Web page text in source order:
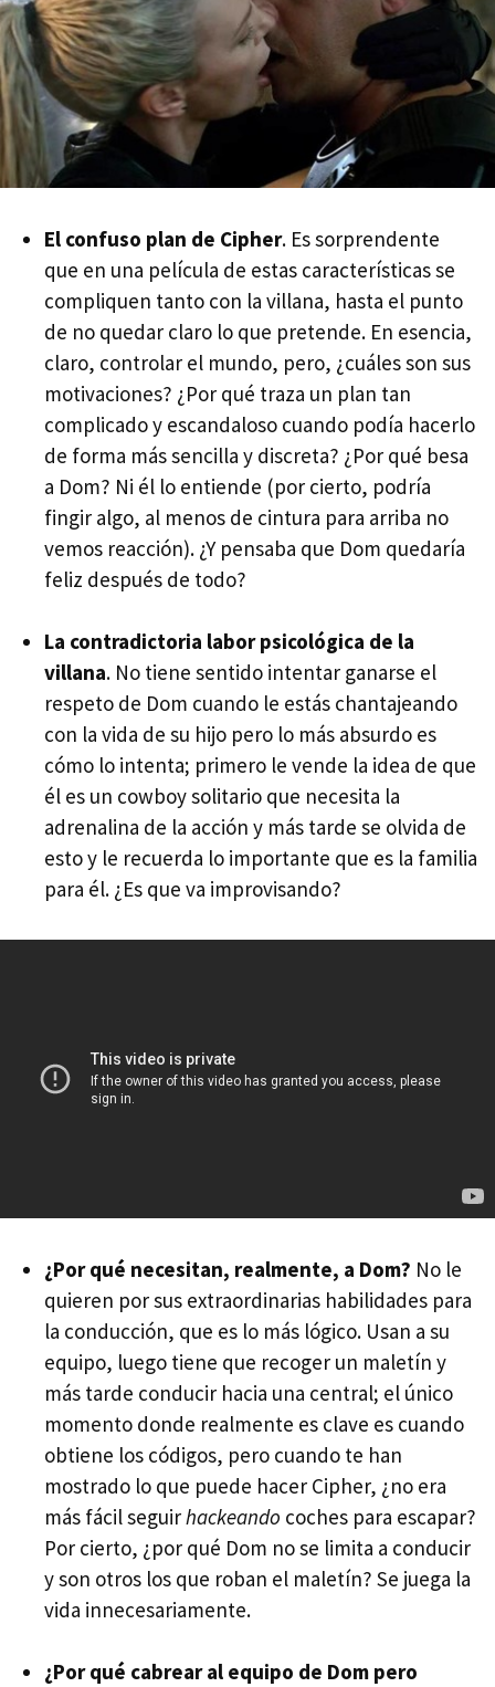
El confuso plan de Cipher. Es sorprendente
que en una película de estas características se
compliquen tanto con la villana, hasta el punto
de no quedar claro lo que pretende. En esencia,
claro, controlar el mundo, pero, ¿cuáles son sus
motivaciones? ¿Por qué traza un plan tan
complicado y escandaloso cuando podía hacerlo
de forma más sencilla y discreta? ¿Por qué besa
a Dom? Ni él lo entiende (por cierto, podría
fingir algo, al menos de cintura para arriba no
vemos reacción). ¿Y pensaba que Dom quedaría
feliz después de todo?
La contradictoria labor psicológica de la
villana. No tiene sentido intentar ganarse el
respeto de Dom cuando le estás chantajeando
con la vida de su hijo pero lo más absurdo es
cómo lo intenta; primero le vende la idea de que
él es un cowboy solitario que necesita la
adrenalina de la acción y más tarde se olvida de
esto y le recuerda lo importante que es la familia
para él. ¿Es que va improvisando?
¿Por qué necesitan, realmente, a Dom? No le
quieren por sus extraordinarias habilidades para
la conducción, que es lo más lógico. Usan a su
equipo, luego tiene que recoger un maletín y
más tarde conducir hacia una central; el único
momento donde realmente es clave es cuando
obtiene los códigos, pero cuando te han
mostrado lo que puede hacer Cipher, ¿no era
más fácil seguirhackeando coches para escapar?
Por cierto, ¿por qué Dom no se limita a conducir
y son otros los que roban el maletín? Se juega la
vida innecesariamente.
¿Por qué cabrear al equipo de Dom pero